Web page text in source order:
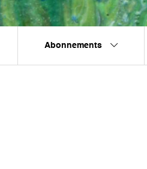
Abonnements